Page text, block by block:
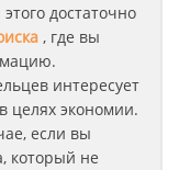
достаточно
, где вы
интересует
в целях экономии.
если вы
который не